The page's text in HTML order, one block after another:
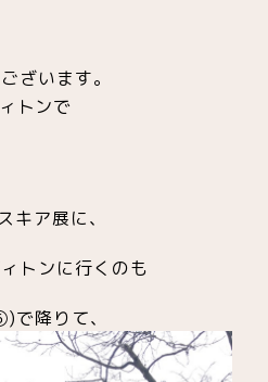
ざいます。
トンで
キア展に、
トンに行くのも
降りて、